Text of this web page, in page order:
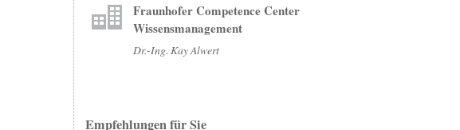
Fraunhofer Competence Center
Wissensmanagement
Dr.-Ing. Kay Alwert
Empfehlungen für Sie